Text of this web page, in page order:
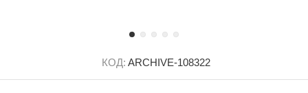
КОД: ARCHIVE-108322